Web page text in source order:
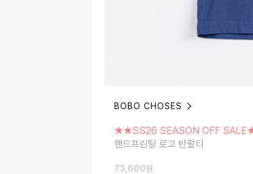
BOBO CHOSES
핸드프린팅 로고 반팔티
★★SS26 SEASON OFF
핸드프린팅 로고 반팔티
73,600원